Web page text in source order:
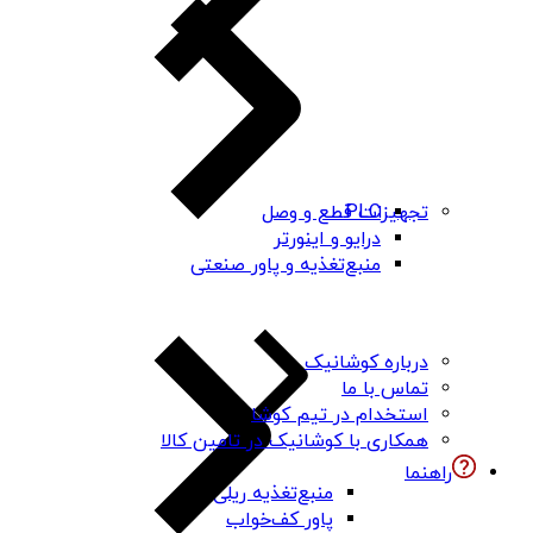
PLC
درایو و اینورتر
منبع‌تغذیه و پاور صنعتی
منبع‌تغذیه ریلی
پاور کف‌خواب
تجهیزات قطع و وصل
درباره کوشانیک
تماس با ما
استخدام در تیم کوشا
همکاری با کوشانیک در تامین کالا
راهنما